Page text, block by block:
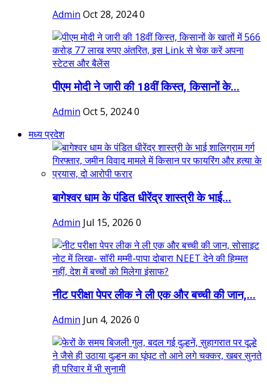
Admin Oct 28, 20240
पीएम मोदी ने जारी की 18वीं किस्त, किसानों के...
Admin Oct 5, 20240
मध्य प्रदेश
बागेश्वर धाम के पंडित धीरेंद्र शास्त्री के भाई...
Admin Jul 15, 2026 0
नीट परीक्षा पेपर लीक ने ली एक और बच्ची की जान,...
Admin Jun 4, 2026 0